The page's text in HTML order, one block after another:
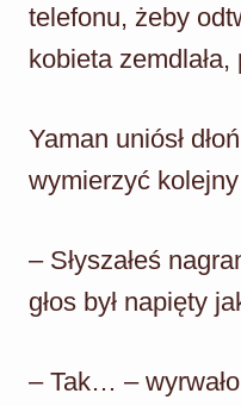
telefonu, żeby
kobieta
Yaman uniósł
wymierzyć
– Słyszałeś
głos był napięty
– Tak… –